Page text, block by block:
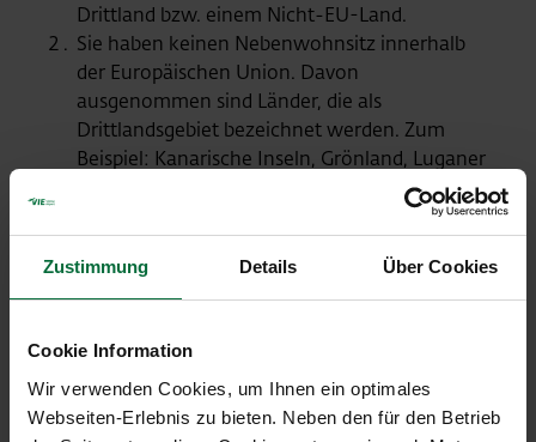
Zustimmung Details Über Cookies
Cookie Information
Wir verwenden Cookies, um Ihnen ein optimales
Webseiten-Erlebnis zu bieten. Neben den für den Betrieb
Drittland bzw. einem Nicht-EU-Land.
Sie haben keinen Nebenwohnsitz innerhalb
der Europäischen Union. Davon
ausgenommen sind Länder, die als
Drittlandsgebiet bezeichnet werden. Zum
Beispiel: Kanarische Inseln, Grönland, Luganer
Der Gesamtwert Ihres Einkaufs beträgt
mindestens 75,01 Euro pro Rechnung.
Jede einzelne Rechnung muss mindestens